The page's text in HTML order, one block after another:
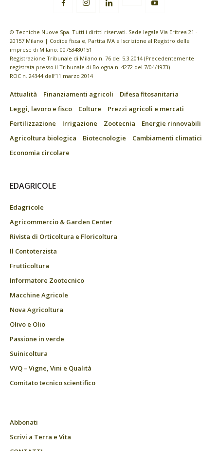
© Tecniche Nuove Spa. Tutti i diritti riservati. Sede legale Via Eritrea 21 -
20157 Milano | Codice fiscale, Partita IVA e Iscrizione al Registro delle
imprese di Milano: 00753480151
Registrazione Tribunale di Milano n. 76 del 5.3.2014 (Precedentemente
registrata presso il Tribunale di Bologna n. 4272 del 7/04/1973)
ROC n. 24344 dell’11 marzo 2014
Attualità Finanziamenti agricoli
Difesa fitosanitaria
Leggi, lavoro e fisco
Colture
Prezzi agricoli e mercati
Fertilizzazione
Irrigazione Zootecnia
Energie rinnovabili
Agricoltura biologica
Biotecnologie
Cambiamenti climatici
Economia circolare
EDAGRICOLE
Edagricole
Agricommercio & Garden Center
Rivista di Orticoltura e Floricoltura
Il Contoterzista
Frutticoltura
Informatore Zootecnico
Macchine Agricole
Nova Agricoltura
Olivo e Olio
Passione in verde
Suinicoltura
VVQ – Vigne, Vini e Qualità
Comitato tecnico scientifico
Abbonati
Scrivi a Terra e Vita